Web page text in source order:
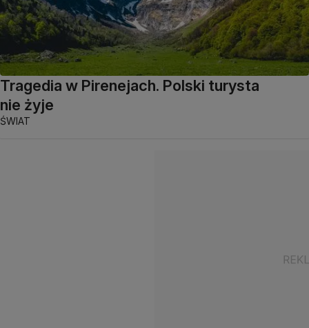
Tragedia w Pirenejach. Polski turysta
nie żyje
ŚWIAT